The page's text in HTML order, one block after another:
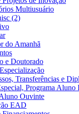
Multiusuário
(2)
do Amanhã
e Doutorado
Transferências e
Programa Aluno
Ouvinte
EAD